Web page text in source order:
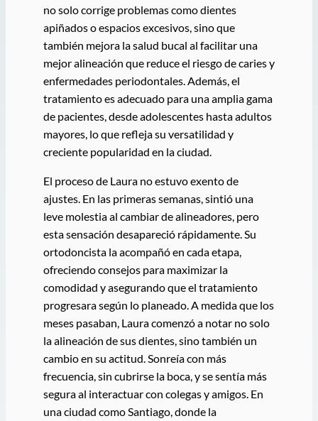
no solo corrige problemas como dientes
apiñados o espacios excesivos, sino que
también mejora la salud bucal al facilitar una
mejor alineación que reduce el riesgo de caries y
enfermedades periodontales. Además, el
tratamiento es adecuado para una amplia gama
de pacientes, desde adolescentes hasta adultos
mayores, lo que refleja su versatilidad y
creciente popularidad en la ciudad.
El proceso de Laura no estuvo exento de
ajustes. En las primeras semanas, sintió una
leve molestia al cambiar de alineadores, pero
esta sensación desapareció rápidamente. Su
ortodoncista la acompañó en cada etapa,
ofreciendo consejos para maximizar la
comodidad y asegurando que el tratamiento
progresara según lo planeado. A medida que los
meses pasaban, Laura comenzó a notar no solo
la alineación de sus dientes, sino también un
cambio en su actitud. Sonreía con más
frecuencia, sin cubrirse la boca, y se sentía más
segura al interactuar con colegas y amigos. En
una ciudad como Santiago, donde la